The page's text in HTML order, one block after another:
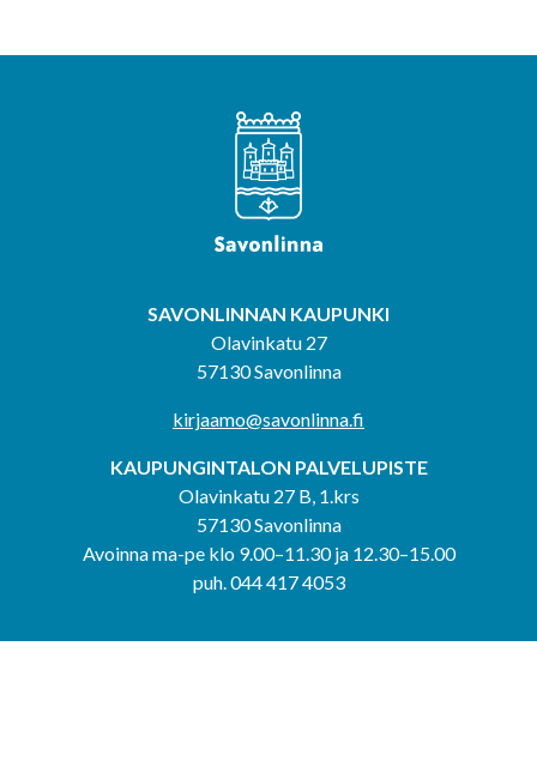
SAVONLINNAN KAUPUNKI
Olavinkatu 27
57130 Savonlinna
kirjaamo@savonlinna.fi
KAUPUNGINTALON PALVELUPISTE
Olavinkatu 27 B, 1.krs
57130 Savonlinna
Avoinna ma-pe klo 9.00–11.30 ja 12.30–15.00
puh. 044 417 4053